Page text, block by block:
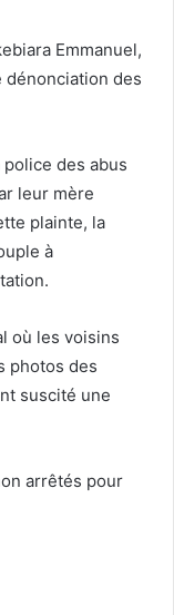
Emmanuel,
dénonciation des
des abus
leur mère
plainte, la
à
où les voisins
photos des
suscité une